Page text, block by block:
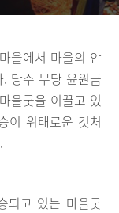
을에서 마을의 안
당주 무당 윤원금
을굿을 이끌고 있
이 위태로운 것처
되고 있는 마을굿